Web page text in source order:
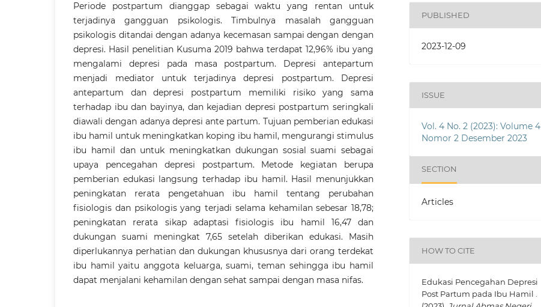
Periode postpartum dianggap sebagai waktu yang rentan untuk
terjadinya gangguan psikologis. Timbulnya masalah gangguan
psikologis ditandai dengan adanya kecemasan sampai dengan dengan
depresi. Hasil penelitian Kusuma 2019 bahwa terdapat 12,96% ibu yang
mengalami depresi pada masa postpartum. Depresi antepartum
menjadi mediator untuk terjadinya depresi postpartum. Depresi
antepartum dan depresi postpartum memiliki risiko yang sama
terhadap ibu dan bayinya, dan kejadian depresi postpartum seringkali
diawali dengan adanya depresi ante partum. Tujuan pemberian edukasi
ibu hamil untuk meningkatkan koping ibu hamil, mengurangi stimulus
ibu hamil dan untuk meningkatkan dukungan sosial suami sebagai
upaya pencegahan depresi postpartum. Metode kegiatan berupa
pemberian edukasi langsung terhadap ibu hamil. Hasil menunjukkan
peningkatan rerata pengetahuan ibu hamil tentang perubahan
fisiologis dan psikologis yang terjadi selama kehamilan sebesar 18,78;
peningkatan rerata sikap adaptasi fisiologis ibu hamil 16,47 dan
dukungan suami meningkat 7,65 setelah diberikan edukasi. Masih
diperlukannya perhatian dan dukungan khususnya dari orang terdekat
ibu hamil yaitu anggota keluarga, suami, teman sehingga ibu hamil
dapat menjalani kehamilan dengan sehat sampai dengan masa nifas.
PUBLISHED
2023-12-09
ISSUE
Vol. 4 No. 2 (2023): Volume 4
Nomor 2 Desember 2023
SECTION
Articles
HOW TO CITE
Edukasi Pencegahan Depresi
Post Partum pada Ibu Hamil .